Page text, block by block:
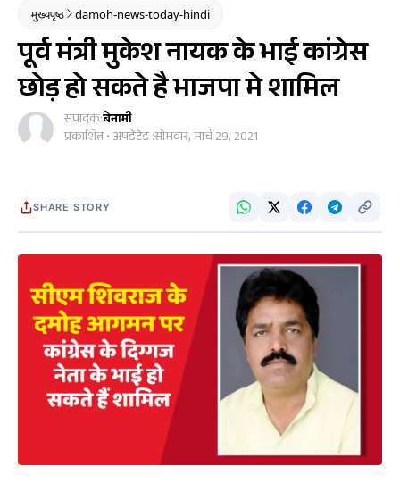
मुख्यपृष्ठ damoh-news-today-hindi
पूर्व मंत्री मुकेश नायक के भाई कांग्रेस
छोड़ हो सकते है भाजपा मे शामिल
संपादक:बेनामी
प्रकाशित • अपडेटेड :सोमवार, मार्च 29, 2021
SHARE STORY